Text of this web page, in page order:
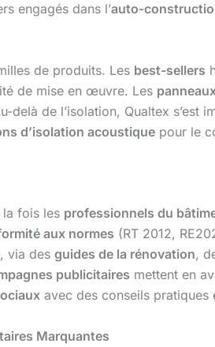
engagés dans l’auto-
de produits. Les best-sellers
de mise en œuvre. Les
de l’isolation, Qualtex s’est
d’isolation acoustique pour le
la fois les professionnels du
aux normes (RT 2012,
via des guides de la rénovation,
publicitaires mettent en
avec des conseils pratiques
Marquantes